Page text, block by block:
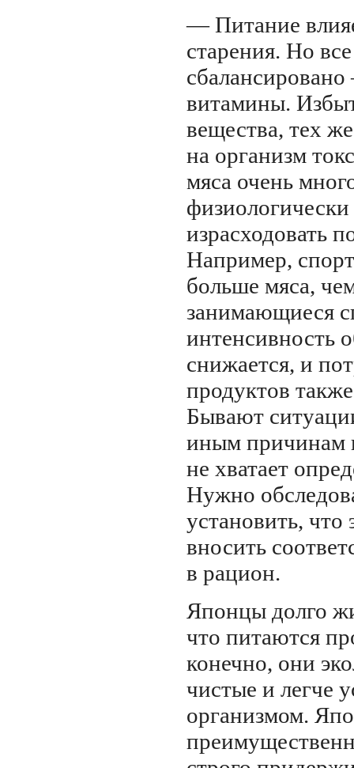
— Питание
старения. Но
витамины.
вещества, тех
на организм
мяса очень
физиологически
израсходовать
Например,
больше мяса,
занимающиеся
интенсивность
снижается, и
продуктов
Бывают
иным причинам
не хватает
Нужно
установить, что
вносить
в рацион.
Японцы долго
что питаются
конечно, они
чистые и легче
организмом.